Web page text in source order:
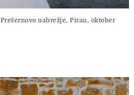
Prešernovo nabrežje, Piran, oktober